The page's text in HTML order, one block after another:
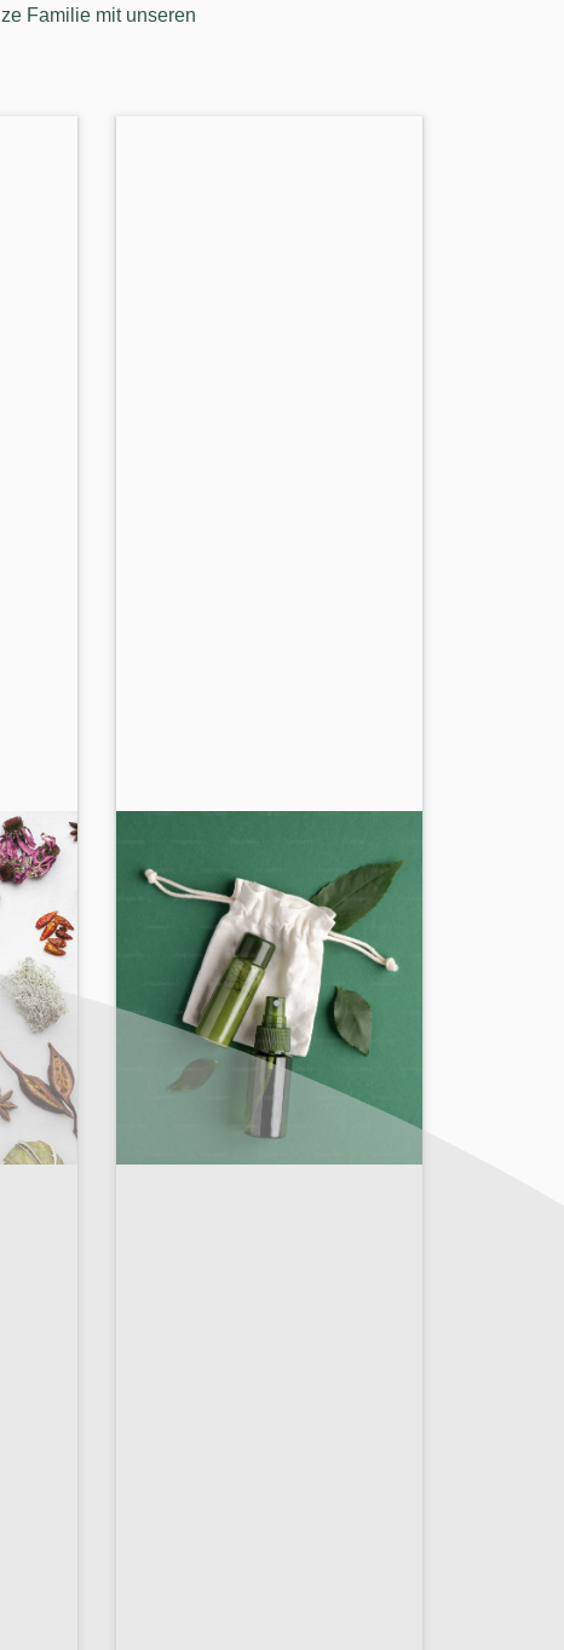
Familie mit unseren